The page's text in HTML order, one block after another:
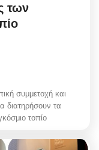
των
συμμετοχή και
διατηρήσουν τα
τοπίο